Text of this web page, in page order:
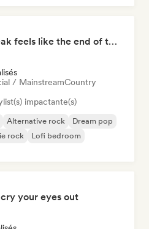
This heartbreak feels like the end of the world
/ MainstreamCountry
impactante(s)
Alternative rock
Dream pop
rock
Lofi bedroom
your eyes out